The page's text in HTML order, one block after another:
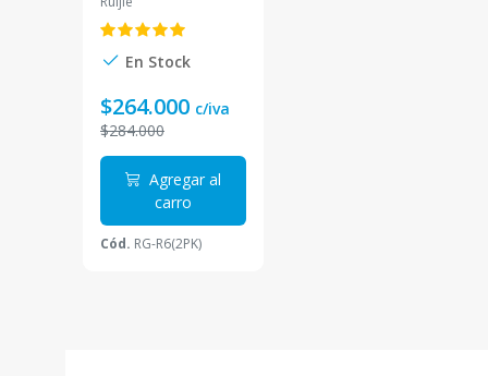
En Stock
$264.000 c/iva
$284.000
Agregar al
carro
Cód. RG-R6(2PK)